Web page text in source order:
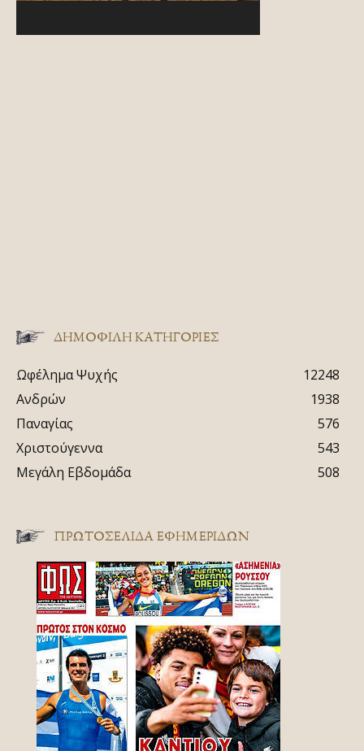
ΔΗΜΟΦΙΛΗ ΚΑΤΗΓΟΡΙΕΣ
Ωφέλημα Ψυχής
12248
Ανδρών
1938
Παναγίας
576
Χριστούγεννα
543
Μεγάλη Εβδομάδα
508
ΠΡΩΤΟΣΈΛΙΔΑ ΕΦΗΜΕΡΊΔΩΝ